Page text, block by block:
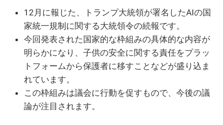
12月に報じた、トランプ大統領が署名したAIの国
家統一規制に関する大統領令の続報です。
今回発表された国家的な枠組みの具体的な内容が
明らかになり、子供の安全に関する責任をプラッ
トフォームから保護者に移すことなどが盛り込ま
れています。
この枠組みは議会に行動を促すもので、今後の議
論が注目されます。